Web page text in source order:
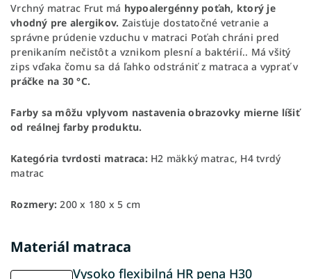
Vrchný matrac Frut má hypoalergénny poťah, ktorý je
vhodný pre alergikov. Zaisťuje dostatočné vetranie a
správne prúdenie vzduchu v matraci Poťah chráni pred
prenikaním nečistôt a vznikom plesní a baktérií.. Má všitý
zips vďaka čomu sa dá ľahko odstrániť z matraca a vyprať v
práčke na 30 °C.
Farby sa môžu vplyvom nastavenia obrazovky mierne líšiť
od reálnej farby produktu.
Kategória tvrdosti matraca:H2 mäkký matrac, H4 tvrdý
matrac
Rozmery:200 x 180 x 5 cm
Materiál matraca
Vysoko flexibilná HR pena H30